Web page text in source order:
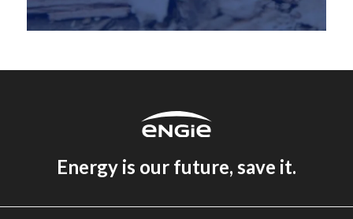
Energy is our future, save it.